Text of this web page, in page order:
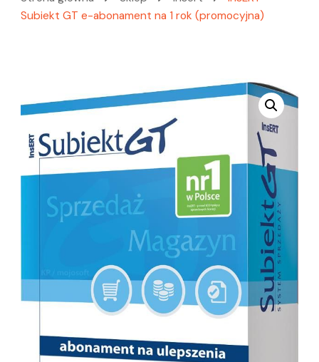
Subiekt GT e-abonament na 1 rok (promocyjna)